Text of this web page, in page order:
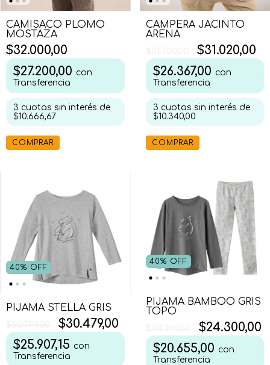
CAMISACO PLOMO
MOSTAZA
$32.000,00
$27.200,00 con
Transferencia
3 cuotas sin interés de
$10.666,67
COMPRAR
CAMPERA JACINTO
ARENA
$31.020,00
$26.367,00 con
Transferencia
3 cuotas sin interés de
$10.340,00
COMPRAR
40% OFF
PIJAMA STELLA GRIS
$30.479,00
$25.907,15 con
Transferencia
40% OFF
PIJAMA BAMBOO GRIS
TOPO
$24.300,00
$20.655,00 con
Transferencia